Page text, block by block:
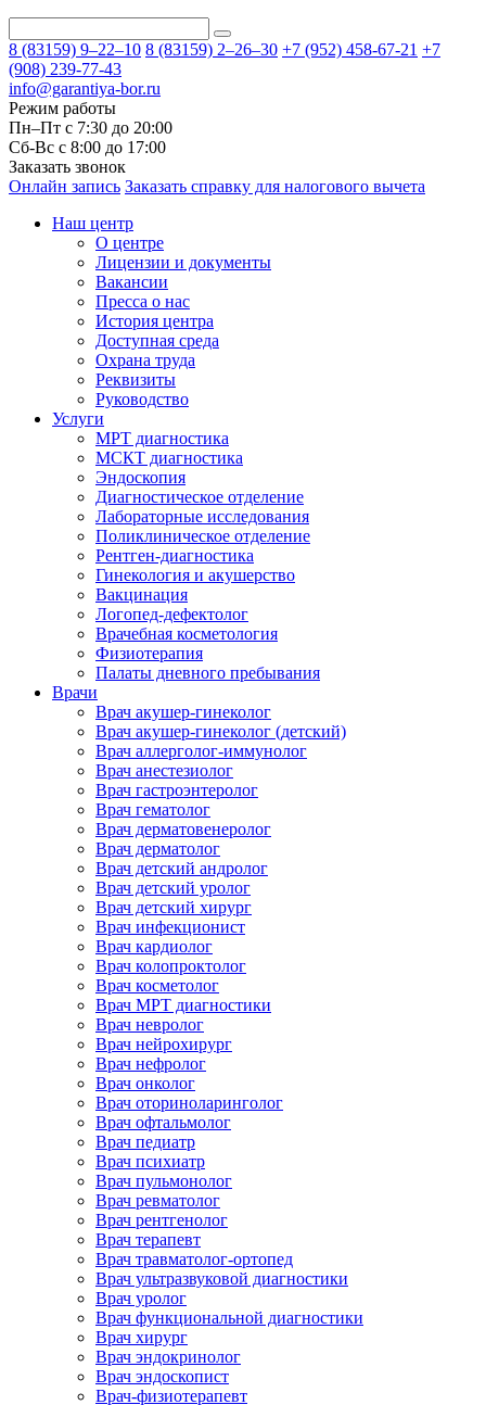
8 (83159) 9–22–10 8 (83159) 2–26–30 +7 (952) 458-67-21 +7
(908) 239-77-43
info@garantiya-bor.ru
Режим работы
Пн–Пт с 7:30 до 20:00
Cб-Вс с 8:00 до 17:00
Заказать звонок
Онлайн запись Заказать справку для налогового вычета
Наш центр
О центре
Лицензии и документы
Вакансии
Пресса о нас
История центра
Доступная среда
Охрана труда
Реквизиты
Руководство
Услуги
МРТ диагностика
МСКТ диагностика
Эндоскопия
Диагностическое отделение
Лабораторные исследования
Поликлиническое отделение
Рентген-диагностика
Гинекология и акушерство
Вакцинация
Логопед-дефектолог
Врачебная косметология
Физиотерапия
Палаты дневного пребывания
Врачи
Врач акушер-гинеколог
Врач акушер-гинеколог (детский)
Врач аллерголог-иммунолог
Врач анестезиолог
Врач гастроэнтеролог
Врач гематолог
Врач дерматовенеролог
Врач дерматолог
Врач детский андролог
Врач детский уролог
Врач детский хирург
Врач инфекционист
Врач кардиолог
Врач колопроктолог
Врач косметолог
Врач МРТ диагностики
Врач невролог
Врач нейрохирург
Врач нефролог
Врач онколог
Врач оториноларинголог
Врач офтальмолог
Врач педиатр
Врач психиатр
Врач пульмонолог
Врач ревматолог
Врач рентгенолог
Врач терапевт
Врач травматолог-ортопед
Врач ультразвуковой диагностики
Врач уролог
Врач функциональной диагностики
Врач хирург
Врач эндокринолог
Врач эндоскопист
Врач-физиотерапевт